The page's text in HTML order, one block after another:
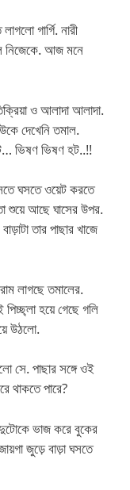
গার্গি. নারী
নিজেকে. আজ মনে
ও আলাদা আলাদা.
দেখেনি তমাল.
ভিষণ ভিষণ হট..!!
ঘসতে ওয়েট করতে
শুয়ে আছে ঘাসের উপর.
তার পাছার খাজে
লাগছে তমালের.
হয়ে গেছে গলি
উঠলো.
সে. পাছার সঙ্গে ওই
থাকতে পারে?
ভাজ করে বুকের
জুড়ে বাড়া ঘসতে